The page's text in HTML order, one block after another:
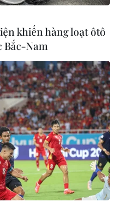
Anh.
đầu trong cuộc đua
khiến hàng loạt ôtô
Bắc-Nam